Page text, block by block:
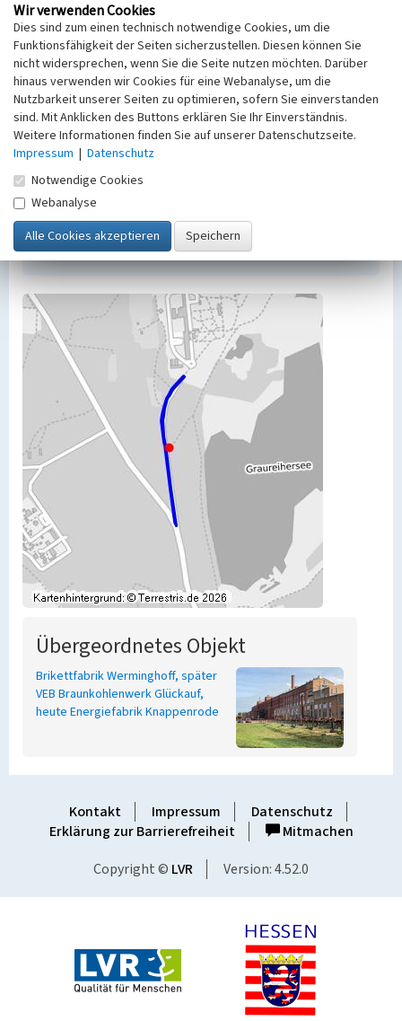
Empfohlene Zitierweise
Urheberrechtlicher Hinweis
Der hier präsentierte Inhalt steht unter der freien
Lizenz CC BY-NC 4.0 (Namensnennung, nicht
kommerziell). Die angezeigten Medien unterliegen
möglicherweise zusätzlichen urheberrechtlichen
Bedingungen, die an diesen ausgewiesen sind.
Empfohlene Zitierweise
„Allee südliches Werkstor”. In: KuLaDig,
Kultur.Landschaft.Digital. URL:
https://www.kuladig.de/Objektansicht/BKM-
30700017(Abgerufen: 9. August 2026)
Übergeordnetes Objekt
Brikettfabrik Werminghoff, später
VEB Braunkohlenwerk Glückauf,
heute Energiefabrik Knappenrode
Kontakt Impressum
Datenschutz
Erklärung zur Barrierefreiheit
Mitmachen
Copyright © LVR Version: 4.52.0
Wir verwenden Cookies
Dies sind zum einen technisch notwendige Cookies, um die
Funktionsfähigkeit der Seiten sicherzustellen. Diesen können Sie
nicht widersprechen, wenn Sie die Seite nutzen möchten. Darüber
hinaus verwenden wir Cookies für eine Webanalyse, um die
Nutzbarkeit unserer Seiten zu optimieren, sofern Sie einverstanden
sind. Mit Anklicken des Buttons erklären Sie Ihr Einverständnis.
Weitere Informationen finden Sie auf unserer Datenschutzseite.
Impressum | Datenschutz
Notwendige Cookies
Webanalyse